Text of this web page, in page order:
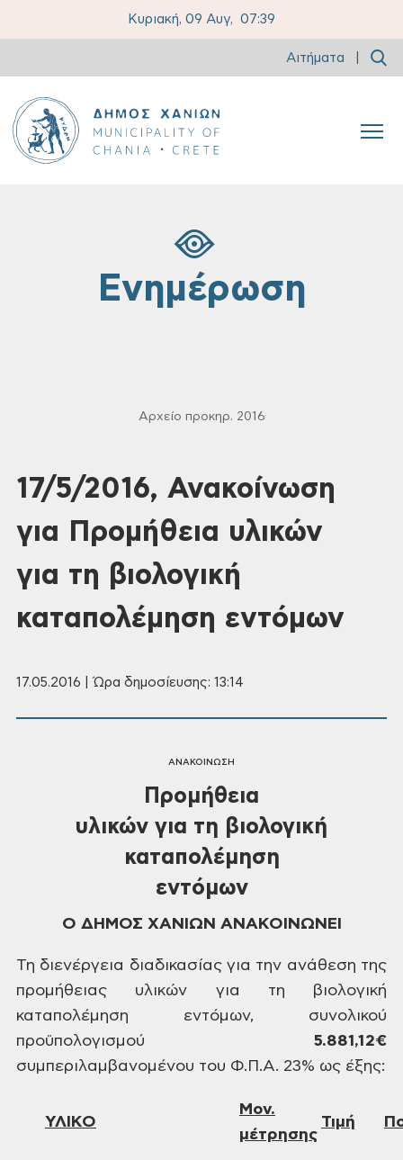
Κυριακή, 09 Αυγ, 07:39
Αιτήματα
Ενημέρωση
Αρχείο προκηρ. 2016
17/5/2016, Ανακοίνωση
για Προμήθεια υλικών
για τη βιολογική
καταπολέμηση εντόμων
17.05.2016 | Ώρα δημοσίευσης: 13:14
ΑΝΑΚΟΙΝΩΣΗ
Προμήθεια
υλικών για τη βιολογική
καταπολέμηση
εντόμων
Ο ΔΗΜΟΣ ΧΑΝΙΩΝ ΑΝΑΚΟΙΝΩΝΕΙ
Τη διενέργεια διαδικασίας για την ανάθεση της
προμήθειας υλικών για τη βιολογική
καταπολέμηση εντόμων, συνολικού
προϋπολογισμού 5.881,12€
συμπεριλαμβανομένου του Φ.Π.Α. 23% ως έξης:
ΥΛΙΚΟ
Μον.
μέτρησης
Τιμή